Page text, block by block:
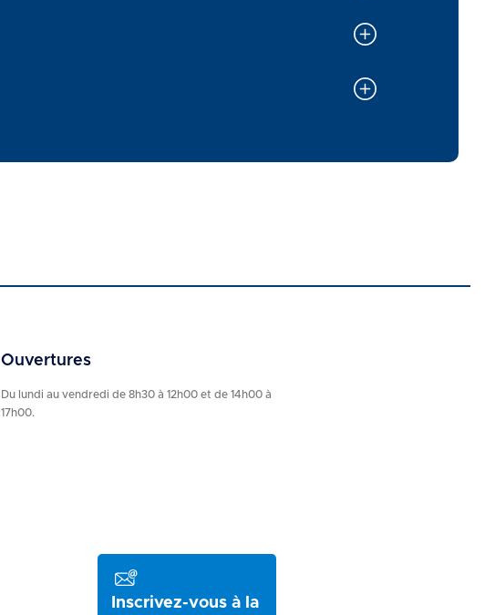
Ouvertures
Du lundi au vendredi de 8h30 à 12h00 et de 14h00 à
17h00.
Inscrivez-vous à la